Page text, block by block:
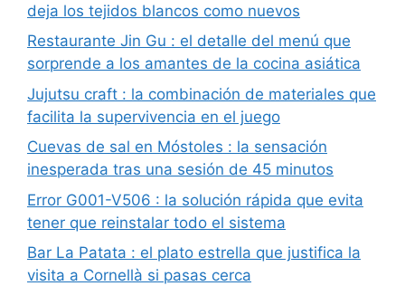
deja los tejidos blancos como nuevos
Restaurante Jin Gu : el detalle del menú que
sorprende a los amantes de la cocina asiática
Jujutsu craft : la combinación de materiales que
facilita la supervivencia en el juego
Cuevas de sal en Móstoles : la sensación
inesperada tras una sesión de 45 minutos
Error G001-V506 : la solución rápida que evita
tener que reinstalar todo el sistema
Bar La Patata : el plato estrella que justifica la
visita a Cornellà si pasas cerca